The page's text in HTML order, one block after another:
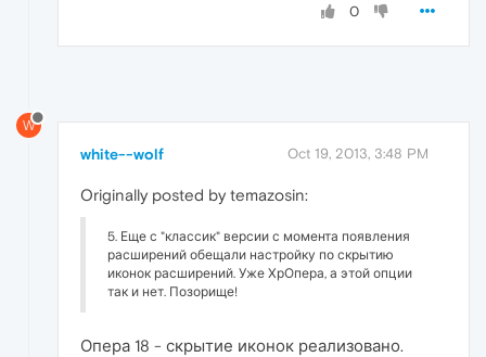
0
W
white--wolf Oct 19, 2013, 3:48 PM
Originally posted by temazosin:
5. Еще с "классик" версии с момента появления
расширений обещали настройку по скрытию
иконок расширений. Уже ХрОпера, а этой опции
так и нет. Позорище!
Опера 18 - скрытие иконок реализовано.